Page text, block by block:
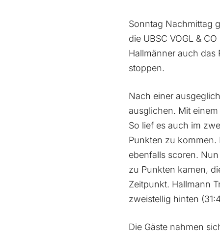
Sonntag Nachmittag
die UBSC VOGL &
Hallmänner auch das
stoppen.
Nach einer
ausglichen. Mit
So lief es auch im
Punkten zu kommen.
ebenfalls scoren.
zu Punkten kamen,
Zeitpunkt. Hallmann
zweistellig hinten
Die Gäste nahmen